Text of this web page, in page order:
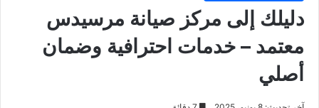
دليلك إلى مركز صيانة مرسيدس
معتمد – خدمات احترافية وضمان
أصلي